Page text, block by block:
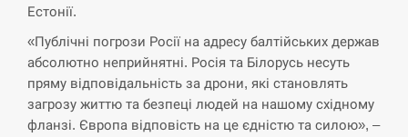
СЕРПЕНЬ
Біля українського літака в аеропорту Лейпцига
виявили дрон, ймовірно, з…
СЕРПЕНЬ
Естонії.
«Публічні погрози Росії на адресу балтійських держав
абсолютно неприйнятні. Росія та Білорусь несуть
пряму відповідальність за дрони, які становлять
загрозу життю та безпеці людей на нашому східному
фланзі. Європа відповість на це єдністю та силою», –